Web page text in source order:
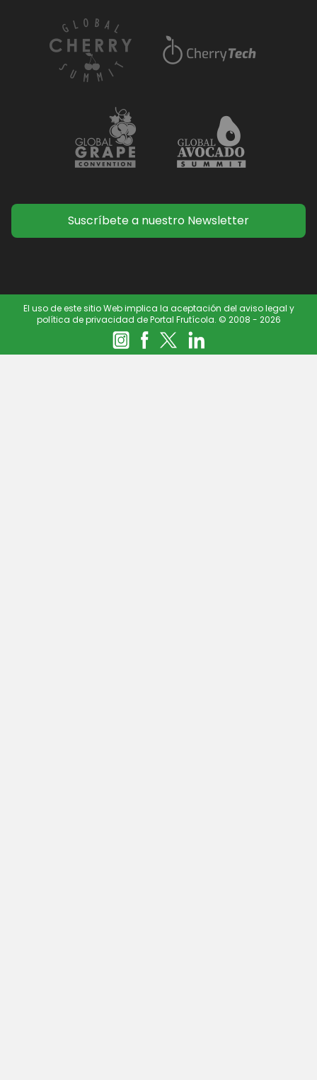
Suscríbete a nuestro Newsletter
El uso de este sitio Web implica la aceptación del aviso legal y
política de privacidad de Portal Frutícola. © 2008 - 2026